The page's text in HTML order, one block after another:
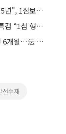
심보다 1년↓
‘통일교 청탁 의혹’ 건진법사 항소심 결심…특검 “1심 형량 유지해야”
‘통일교 청탁’ 윤영호 前본부장 2심 징역 1년 6개월…法 “정교분리 가치 훼손”
선수재